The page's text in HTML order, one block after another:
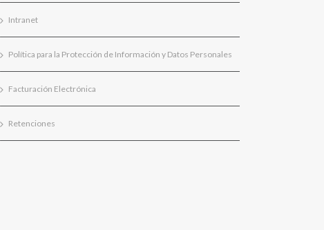
Intranet
Política para la Protección de Información y Datos Personales
Facturación Electrónica
Retenciones